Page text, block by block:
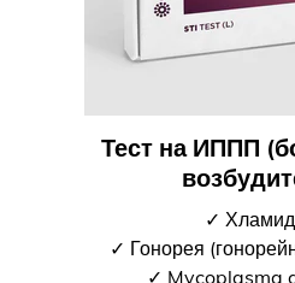
Тест на ИППП
✓
✓ Гонорея
✓ Mycoplasma